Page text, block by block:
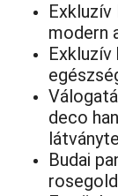
Exkluzív
modern
deco
Budai